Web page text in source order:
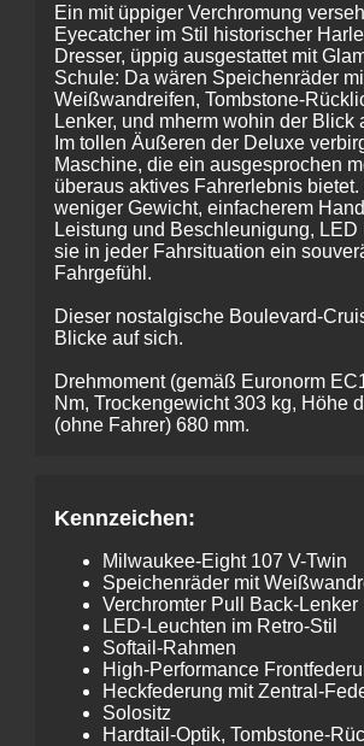
Ein mit üppiger Verchromung
Eyecatcher im Stil historischer
Dresser, üppig ausgestattet mit
Schule: Da wären Speichenräder
Weißwandreifen, Tombstone-
Lenker, und mherm wohin der Blick
Im tollen Äußeren der Deluxe
Maschine, die ein ausgesprochen
überaus aktives Fahrerlebnis
weniger Gewicht, einfacherem
Leistung und Beschleunigung, LED
sie in jeder Fahrsituation ein
Fahrgefühl.
Dieser nostalgische Boulevard-
Blicke auf sich.
Drehmoment (gemäß Euronorm
Nm, Trockengewicht 303 kg, Höhe
(ohne Fahrer) 680 mm.
Kennzeichen:
Milwaukee-Eight 107 V-Twin
Speichenräder mit
Verchromter Pull Back-Lenker
LED-Leuchten im Retro-Stil
Softail-Rahmen
High-Performance
Heckfederung mit Zentral-
Solositz
Hardtail-Optik, Tombstone-